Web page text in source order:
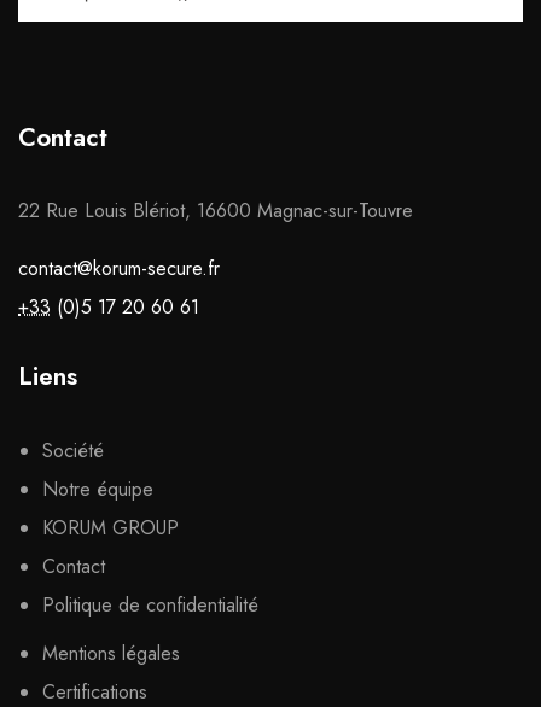
Contact
22 Rue Louis Blériot, 16600 Magnac-sur-Touvre
contact@korum-secure.fr
+33 (0)5 17 20 60 61
Liens
Société
Notre équipe
KORUM GROUP
Contact
Politique de confidentialité
Mentions légales
Certifications